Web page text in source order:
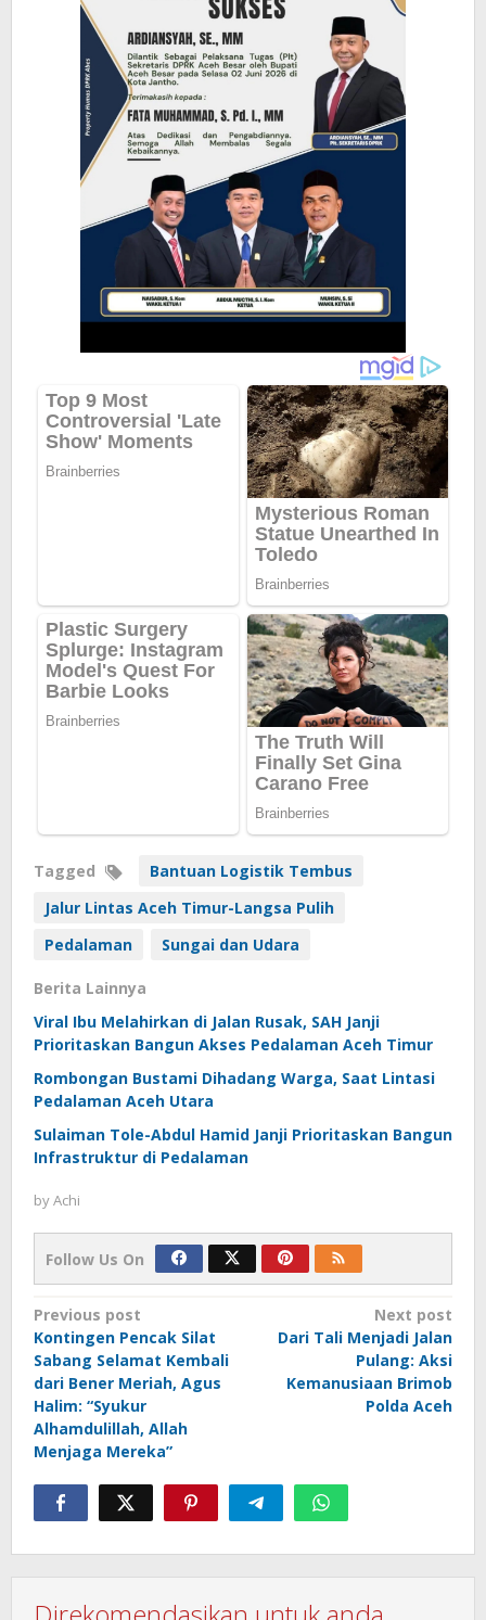
Tagged
Bantuan Logistik Tembus
Jalur Lintas Aceh Timur-Langsa Pulih
Pedalaman
Sungai dan Udara
Berita Lainnya
Viral Ibu Melahirkan di Jalan Rusak, SAH Janji
Prioritaskan Bangun Akses Pedalaman Aceh Timur
Rombongan Bustami Dihadang Warga, Saat Lintasi
Pedalaman Aceh Utara
Sulaiman Tole-Abdul Hamid Janji Prioritaskan Bangun
Infrastruktur di Pedalaman
byAchi
Follow Us On
Post
navigation
Previous post
Kontingen Pencak Silat
Sabang Selamat Kembali
dari Bener Meriah, Agus
Halim: “Syukur
Alhamdulillah, Allah
Menjaga Mereka”
Next post
Dari Tali Menjadi Jalan
Pulang: Aksi
Kemanusiaan Brimob
Polda Aceh